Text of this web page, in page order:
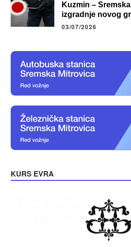
Kuzmin –
izgradnje novog
03/07/2026
KURS EVRA